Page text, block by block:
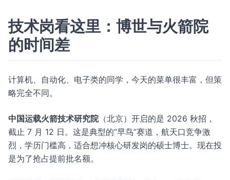
技术岗看这里：博世与火箭院
的时间差
计算机、自动化、电子类的同学，今天的菜单很丰富，但策
略完全不同。
中国运载火箭技术研究院（北京）开启的是 2026 秋招，
截止 7 月 12 日。这是典型的“早鸟”赛道，航天口竞争激
烈，学历门槛高，适合想冲核心研发岗的硕士博士。现在投
是为了抢占提前批名额。